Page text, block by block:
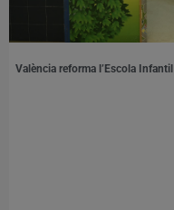
València reforma l’Escola